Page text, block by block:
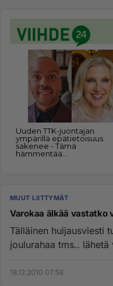
MUUT LIITTYMÄT
Varokaa älkää vastatko
Tälläinen huijausviesti tulee: Go lahjoittaa
joulurahaa tms..
18.12.2010 07:58